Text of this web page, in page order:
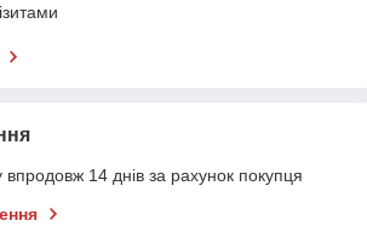
14 днів за рахунок покупця